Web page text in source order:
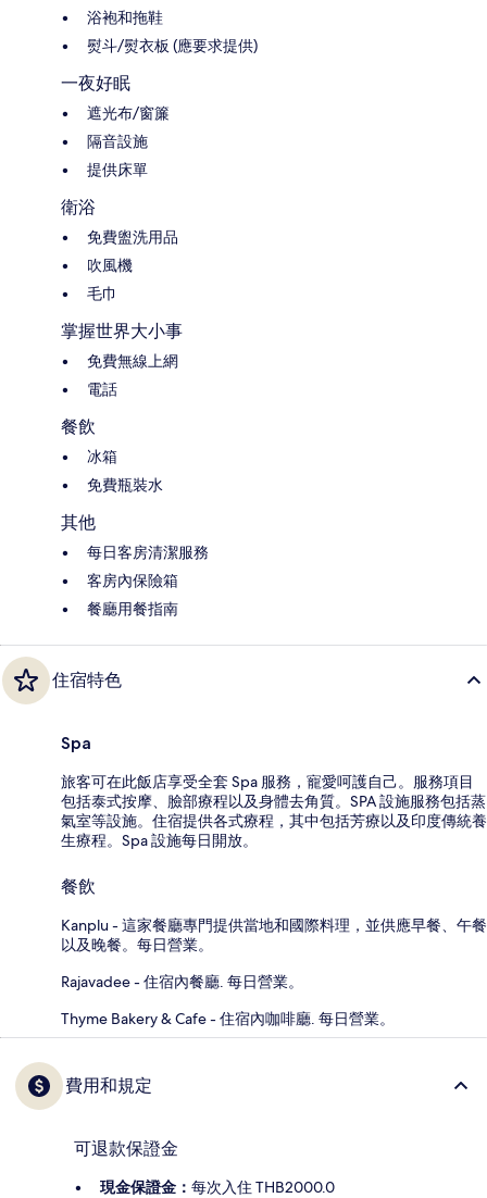
浴袍和拖鞋
熨斗/熨衣板 (應要求提供)
一夜好眠
遮光布/窗簾
隔音設施
提供床單
衛浴
免費盥洗用品
吹風機
毛巾
掌握世界大小事
免費無線上網
電話
餐飲
冰箱
免費瓶裝水
其他
每日客房清潔服務
客房內保險箱
餐廳用餐指南
住宿特色
Spa
旅客可在此飯店享受全套 Spa 服務，寵愛呵護自己。服務項目
包括泰式按摩、臉部療程以及身體去角質。SPA 設施服務包括蒸
氣室等設施。住宿提供各式療程，其中包括芳療以及印度傳統養
生療程。Spa 設施每日開放。
餐飲
Kanplu - 這家餐廳專門提供當地和國際料理，並供應早餐、午餐
以及晚餐。每日營業。
Rajavadee - 住宿內餐廳. 每日營業。
Thyme Bakery & Cafe - 住宿內咖啡廳. 每日營業。
費用和規定
可退款保證金
現金保證金： 每次入住 THB2000.0